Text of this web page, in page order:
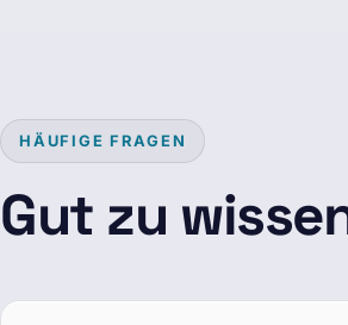
HÄUFIGE FRAGEN
Gut zu